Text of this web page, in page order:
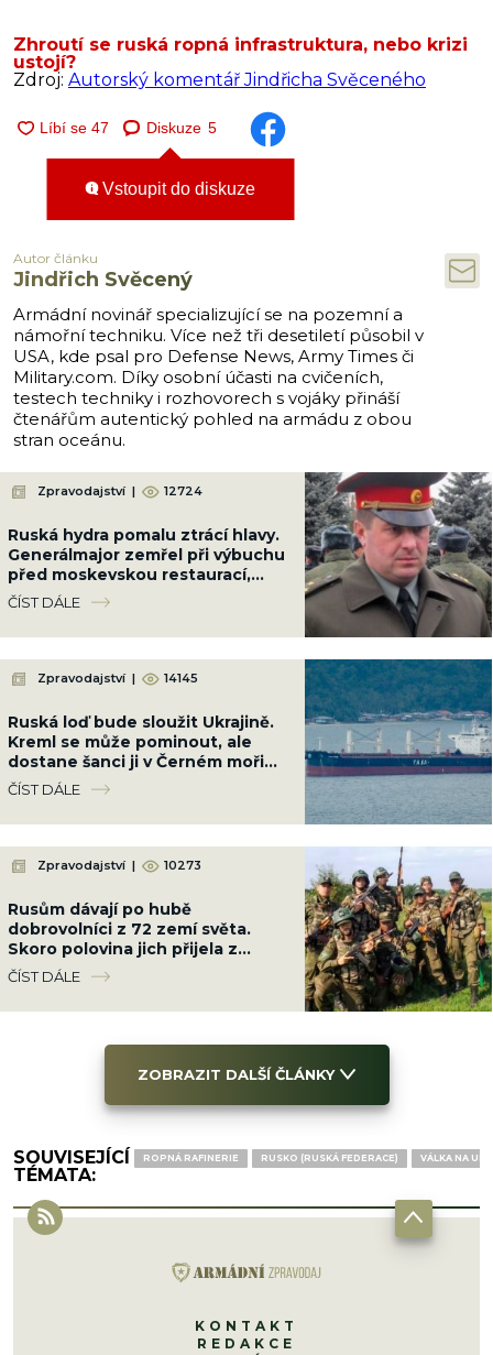
Zhroutí se ruská ropná infrastruktura, nebo krizi
ustojí?
Zdroj: Autorský komentář Jindřicha Svěceného
Diskuze 5
Vstoupit do diskuze
Autor článku
Jindřich Svěcený
Armádní novinář specializující se na pozemní a
námořní techniku. Více než tři desetiletí působil v
USA, kde psal pro Defense News, Army Times či
Military.com. Díky osobní účasti na cvičeních,
testech techniky i rozhovorech s vojáky přináší
čtenářům autentický pohled na armádu z obou
stran oceánu.
Zpravodajství | 12724
Ruská hydra pomalu ztrácí hlavy.
Generálmajor zemřel při výbuchu
před moskevskou restaurací,
když slavil narozeniny šéfa
vzdušných sil
ČÍST DÁLE
Zpravodajství | 14145
Ruská loď bude sloužit Ukrajině.
Kreml se může pominout, ale
dostane šanci ji v Černém moři
potopit
ČÍST DÁLE
Zpravodajství | 10273
Rusům dávají po hubě
dobrovolníci z 72 zemí světa.
Skoro polovina jich přijela z
Latinské Ameriky
ČÍST DÁLE
ZOBRAZIT DALŠÍ ČLÁNKY
SOUVISEJÍCÍ
TÉMATA:
ROPNÁ RAFINERIE RUSKO (RUSKÁ FEDERACE) VÁLKA NA
KONTAKT
REDAKCE